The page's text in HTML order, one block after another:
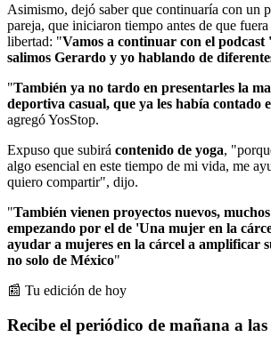
Asimismo, dejó saber que continuaría con un
pareja, que iniciaron tiempo antes de que
libertad: "Vamos a continuar con el podcast
salimos Gerardo y yo hablando de
"También ya no tardo en presentarles la
deportiva casual, que ya les había contado
agregó YosStop.
Expuso que subirá contenido de yoga,
algo esencial en este tiempo de mi vida, me
quiero compartir", dijo.
"También vienen proyectos nuevos,
empezando por el de 'Una mujer en la
ayudar a mujeres en la cárcel a amplificar
no solo de México"
📰 Tu edición de hoy
Recibe el periódico de mañana a